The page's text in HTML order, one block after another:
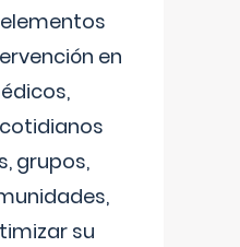
en
grupos,
su